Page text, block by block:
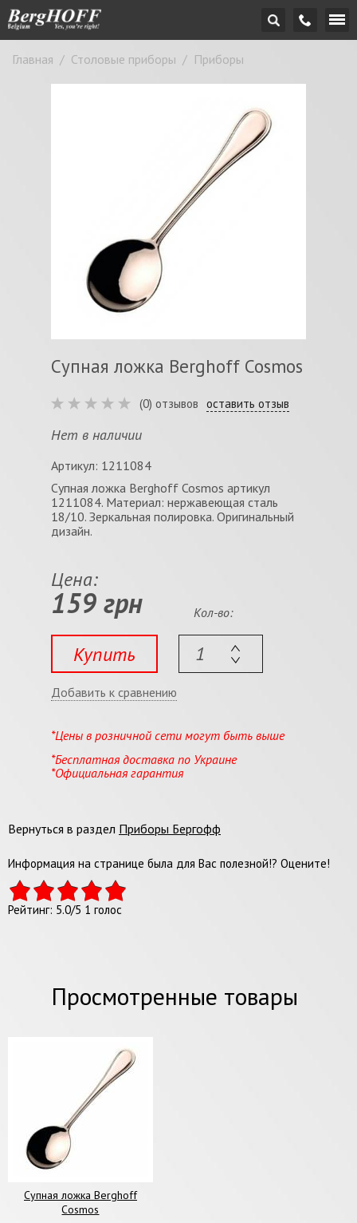
Главная / Столовые приборы / Приборы
Супная ложка Berghoff Cosmos
(0) отзывов оставить отзыв
Нет в наличии
Артикул: 1211084
Супная ложка Berghoff Cosmos артикул
1211084. Материал: нержавеющая сталь
18/10. Зеркальная полировка. Оригинальный
дизайн.
Цена:
159 грн
Купить
Кол-во:
Добавить к сравнению
*Цены в розничной сети могут быть выше
*Бесплатная доставка по Украине
*Официальная гарантия
Вернуться в раздел Приборы Бергофф
Информация на странице была для Вас полезной!? Оцените!
Рейтинг: 5.0/5 1 голос
Просмотренные товары
Супная ложка Berghoff
Cosmos